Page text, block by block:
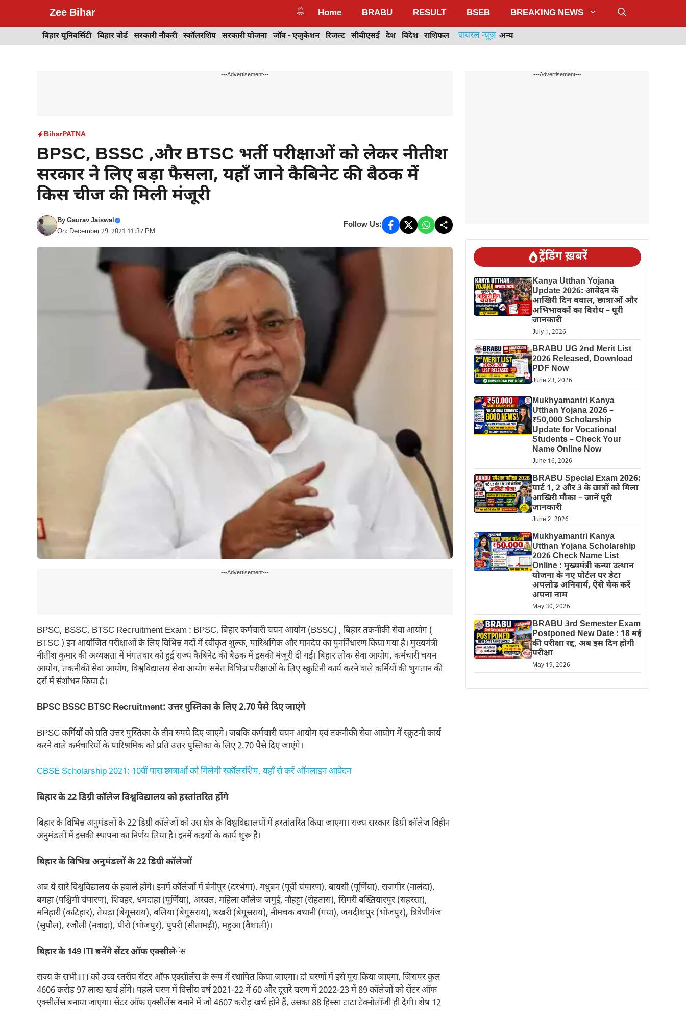
Zee Bihar Home BRABU RESULT BSEB BREAKING NEWS
बिहार यूनिवर्सिटी बिहार बोर्ड सरकारी नौकरी स्कॉलरशिप सरकारी योजना जॉब - एजुकेशन रिजल्ट सीबीएसई देश विदेश राशिफल वायरल न्यूज़ अन्य
---Advertisement---
BiharPATNA
BPSC, BSSC ,और BTSC भर्ती परीक्षाओं को लेकर नीतीश
सरकार ने लिए बड़ा फैसला, यहाँ जाने कैबिनेट की बैठक में
किस चीज की मिली मंजूरी
ByGaurav Jaiswal
On: December 29, 2021 11:37 PM
Follow Us:
---Advertisement---
BPSC, BSSC, BTSC Recruitment Exam : BPSC, बिहार कर्मचारी चयन आयोग (BSSC) , बिहार तकनीकी सेवा आयोग (
BTSC ) इन आयोजित परीक्षाओं के लिए विभिन्न मदों में स्वीकृत शुल्क, पारिश्रमिक और मानदेय का पुनर्निधारण किया गया है। मुख्यमंत्री
नीतीश कुमार की अध्यक्षता में मंगलवार को हुई राज्य कैबिनेट की बैठक में इसकी मंजूरी दी गई। बिहार लोक सेवा आयोग, कर्मचारी चयन
आयोग, तकनीकी सेवा आयोग, विश्वविद्यालय सेवा आयोग समेत विभिन्न परीक्षाओं के लिए स्क्रूटिनी कार्य करने वाले कर्मियों की भुगतान की
दरों में संशोधन किया है।
BPSC BSSC BTSC Recruitment: उत्तर पुस्तिका के लिए 2.70 पैसे दिए जाएंगे
BPSC कर्मियों को प्रति उत्तर पुस्तिका के तीन रुपये दिए जाएंगे। जबकि कर्मचारी चयन आयोग एवं तकनीकी सेवा आयोग में स्क्रुटनी कार्य
करने वाले कर्मचारियों के पारिश्रमिक को प्रति उत्तर पुस्तिका के लिए 2.70 पैसे दिए जाएंगे।
CBSE Scholarship 2021: 10वीं पास छात्राओं को मिलेगी स्कॉलरशिप, यहाँ से करें ऑनलाइन आवेदन
बिहार के 22 डिग्री कॉलेज विश्वविद्यालय को हस्तांतरित होंगे
बिहार के विभिन्न अनुमंडलों के 22 डिग्री कॉलेजों को उस क्षेत्र के विश्वविद्यालयों में हस्तांतरित किया जाएगा। राज्य सरकार डिग्री कॉलेज विहीन
अनुमंडलों में इसकी स्थापना का निर्णय लिया है। इनमें कइयों के कार्य शुरू है।
बिहार के विभिन्न अनुमंडलों के 22 डिग्री कॉलेजों
अब ये सारे विश्वविद्यालय के हवाले होंगे। इनमें कॉलेजों में बेनीपुर (दरभंगा), मधुबन (पूर्वी चंपारण), बायसी (पूर्णिया), राजगीर (नालंदा),
बगहा (पश्चिमी चंपारण), शिवहर, धमदाहा (पूर्णिया), अरवल, महिला कॉलेज जमुई, नौहट्टा (रोहतास), सिमरी बख्तियारपुर (सहरसा),
मनिहारी (कटिहार), तेघड़ा (बेगूसराय), बलिया (बेगूसराय), बखरी (बेगूसराय), नीमचक बथानी (गया), जगदीशपुर (भोजपुर), त्रिवेणीगंज
(सुपौल), रजौली (नवादा), पीरो (भोजपुर), पुपरी (सीतामढ़ी), महुआ (वैशाली)।
बिहार के 149 ITI बनेंगे सेंटर ऑफ एक्सीलेंस
राज्य के सभी ITI को उच्च स्तरीय सेंटर ऑफ एक्सीलेंस के रूप में स्थापित किया जाएगा। दो चरणों में इसे पूरा किया जाएगा, जिसपर कुल
4606 करोड़ 97 लाख खर्च होंगे। पहले चरण में वित्तीय वर्ष 2021-22 में 60 और दूसरे चरण में 2022-23 में 89 कॉलेजों को सेंटर ऑफ
एक्सीलेंस बनाया जाएगा। सेंटर ऑफ एक्सीलेंस बनाने में जो 4607 करोड़ खर्च होने हैं, उसका 88 हिस्सा टाटा टेक्नोलॉजी ही देगी। शेष 12
---Advertisement---
ट्रेंडिंग ख़बरें
Kanya Utthan Yojana
Update 2026: आवेदन के
आखिरी दिन बवाल, छात्राओं और
अभिभावकों का विरोध – पूरी
जानकारी
July 1, 2026
BRABU UG 2nd Merit List
2026 Released, Download
PDF Now
June 23, 2026
Mukhyamantri Kanya
Utthan Yojana 2026 –
₹50,000 Scholarship
Update for Vocational
Students – Check Your
Name Online Now
June 16, 2026
BRABU Special Exam 2026:
पार्ट 1, 2 और 3 के छात्रों को मिला
आखिरी मौका – जानें पूरी
जानकारी
June 2, 2026
Mukhyamantri Kanya
Utthan Yojana Scholarship
2026 Check Name List
Online : मुख्यमंत्री कन्या उत्थान
योजना के नए पोर्टल पर डेटा
अपलोड अनिवार्य, ऐसे चेक करें
अपना नाम
May 30, 2026
BRABU 3rd Semester Exam
Postponed New Date : 18 मई
की परीक्षा रद्द, अब इस दिन होगी
परीक्षा
May 19, 2026